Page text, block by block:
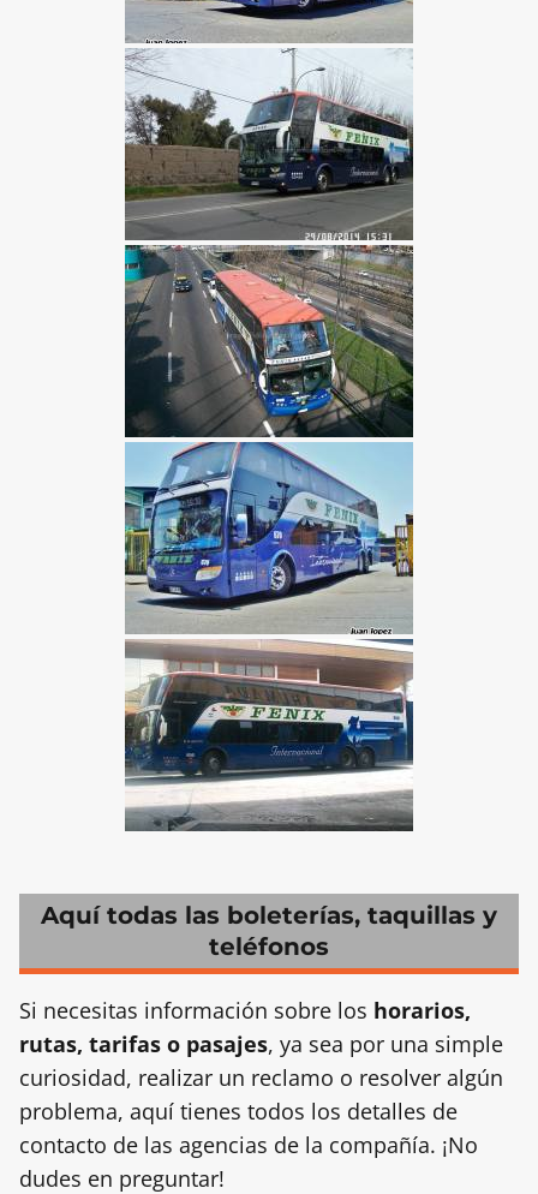
Aquí todas las boleterías, taquillas y
teléfonos
Si necesitas información sobre los horarios,
rutas, tarifas o pasajes, ya sea por una simple
curiosidad, realizar un reclamo o resolver algún
problema, aquí tienes todos los detalles de
contacto de las agencias de la compañía. ¡No
dudes en preguntar!